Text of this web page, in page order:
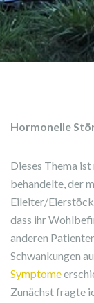
Hormonelle
Dieses Thema
behandelte, der
Eileiter/
dass ihr
anderen
Schwankungen
Symptome
Zunächst fragte